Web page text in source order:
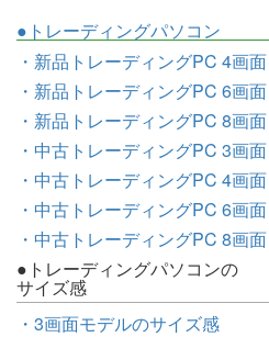
●トレーディングパソコン
・新品トレーディングPC 4画面
・新品トレーディングPC 6画面
・新品トレーディングPC 8画面
・中古トレーディングPC 3画面
・中古トレーディングPC 4画面
・中古トレーディングPC 6画面
・中古トレーディングPC 8画面
●トレーディングパソコンの
サイズ感
・3画面モデルのサイズ感